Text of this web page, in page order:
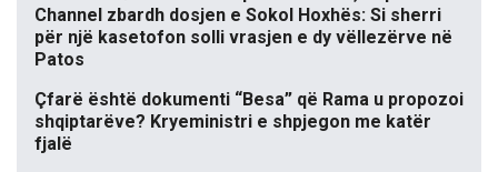
Channel zbardh dosjen e Sokol Hoxhës: Si sherri
për një kasetofon solli vrasjen e dy vëllezërve në
Patos
Çfarë është dokumenti “Besa” që Rama u propozoi
shqiptarëve? Kryeministri e shpjegon me katër
fjalë